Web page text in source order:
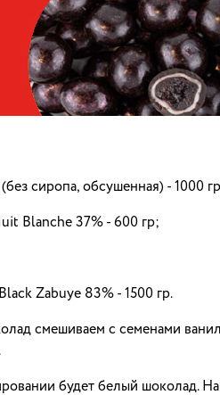
сиропа, обсушенная) - 1000
Blanche 37% - 600 гр;
Zabuye 83% - 1500 гр.
смешиваем с семенами
будет белый шоколад.